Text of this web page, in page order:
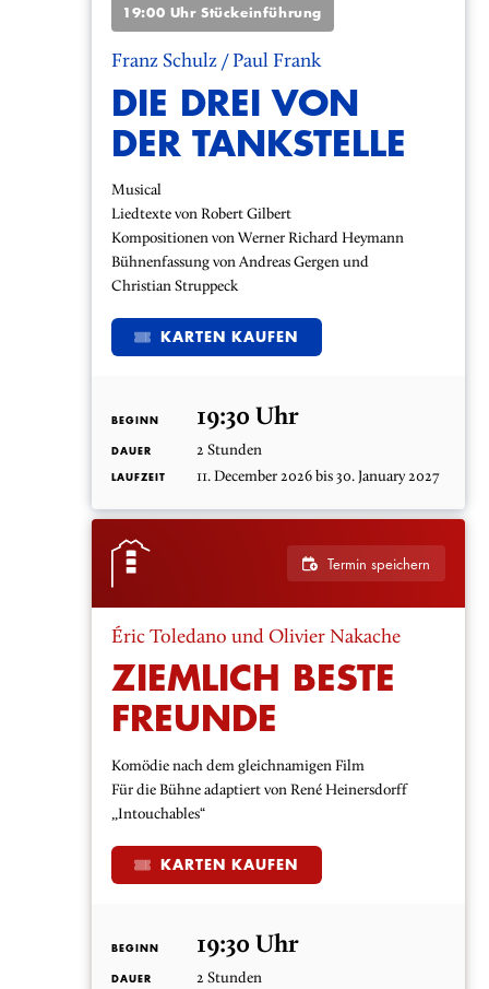
19:00 Uhr Stückeinführung
Franz Schulz / Paul Frank
DIE DREI VON
DER TANKSTELLE
Musical
Liedtexte von Robert Gilbert
Kompositionen von Werner Richard Heymann
Bühnenfassung von Andreas Gergen und
Christian Struppeck
KARTEN KAUFEN
BEGINN 19:30 Uhr
DAUER 2 Stunden
LAUFZEIT 11. December 2026 bis 30. January 2027
Termin speichern
Éric Toledano und Olivier Nakache
ZIEMLICH BESTE
FREUNDE
Komödie nach dem gleichnamigen Film
Für die Bühne adaptiert von René Heinersdorff
„Intouchables“
KARTEN KAUFEN
BEGINN 19:30 Uhr
DAUER 2 Stunden